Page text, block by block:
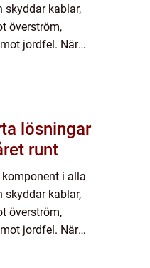
skyddar kablar,
överström,
jordfel. När
runt
i alla
skyddar kablar,
överström,
jordfel. När